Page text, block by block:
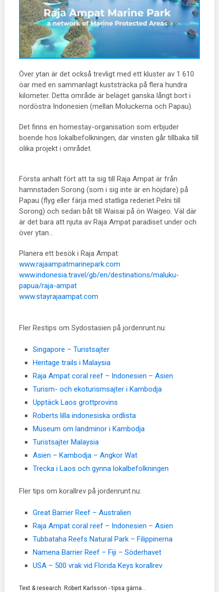
Över ytan är det också trevligt med ett kluster av 1 610
öar med en sammanlagt kuststräcka på flera hundra
kilometer. Detta område är beläget ganska långt bort i
nordöstra Indonesien (mellan Moluckerna och Papau).
Det finns en homestay-organisation som erbjuder
boende hos lokalbefolkningen, där vinsten går tillbaka till
olika projekt i området.
Första anhalt fört att ta sig till Raja Ampat är från
hamnstaden Sorong (som i sig inte är en höjdare) på
Papau (flyg eller färja med statliga rederiet Pelni till
Sorong) och sedan båt till Waisai på ön Waigeo. Väl där
är det bara att njuta av Raja Ampat paradiset under och
över ytan…
Planera ett besök i Raja Ampat:
www.rajaampatmarinepark.com
www.indonesia.travel/gb/en/destinations/maluku-
papua/raja-ampat
www.stayrajaampat.com
Fler Restips om Sydostasien på jordenrunt.nu:
Singapore – Turistsajter
Heritage trails i Malaysia
Raja Ampat coral reef – Indonesien – Asien
Turism- och ekoturismsajter i Kambodja
Upptäck Laos grottprovins
Roberts lilla indonesiska ordlista
Museum om landminor i Kambodja
Turistsajter Malaysia
Asien – Kambodja – Angkor Wat
Trecka i Laos och gynna lokalbefolkningen
Fler tips om korallrev på jordenrunt.nu:
Great Barrier Reef – Australien
Raja Ampat coral reef – Indonesien – Asien
Tubbataha Reefs Natural Park – Filippinerna
Namena Barrier Reef – Fiji – Söderhavet
USA – 500 vrak vid Florida Keys korallrev
Text & research: Robert Karlsson - tipsa gärna...